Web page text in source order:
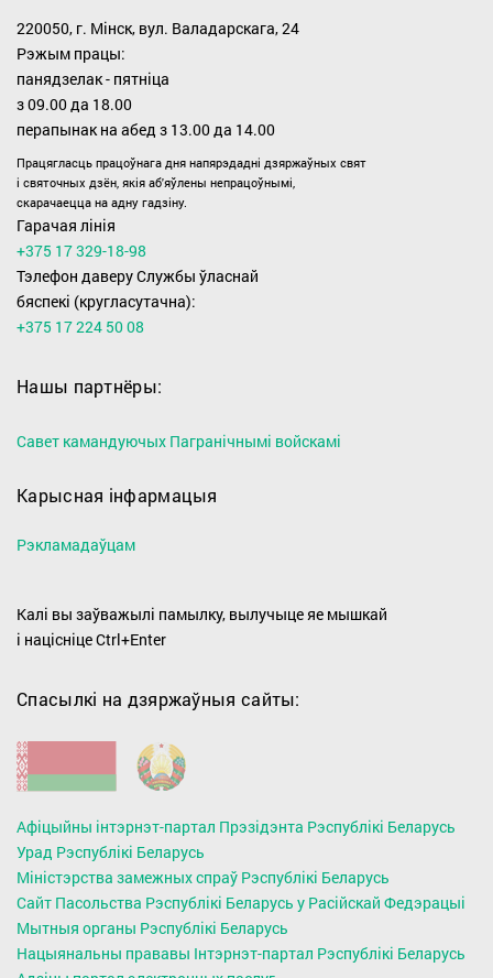
220050, г. Мінск, вул. Валадарскага, 24
Рэжым працы:
панядзелак - пятніца
з 09.00 дa 18.00
перапынак на абед з 13.00 да 14.00
Працягласць працоўнага дня напярэдадні дзяржаўных свят
i святочных дзён, якiя аб'яўлены непрацоўнымі,
скарачаецца на адну гадзіну.
Гарачая лінія
+375 17 329-18-98
Тэлефон даверу Службы ўласнай
бяспекі (кругласутачна):
+375 17 224 50 08
Нашы партнёры:
Савет камандуючых Пагранічнымі войскамі
Карысная інфармацыя
Рэкламадаўцам
Калі вы заўважылі памылку, вылучыце яе мышкай
і націсніце Ctrl+Enter
Спасылкі на дзяржаўныя сайты:
Афіцыйны інтэрнэт-партал Прэзідэнта Рэспублікі Беларусь
Урад Рэспублікі Беларусь
Міністэрства замежных спраў Рэспублікі Беларусь
Сайт Пасольства Рэспублікі Беларусь у Расійскай Федэрацыі
Мытныя органы Рэспублiкi Беларусь
Нацыянальны прававы Інтэрнэт-партал Рэспублікі Беларусь